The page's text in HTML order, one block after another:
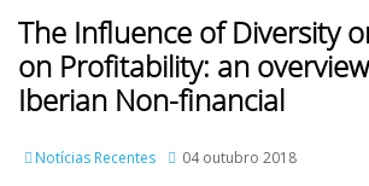
The Influence of Diversity
on Profitability: an
Iberian Non-financial
Notícias Recentes 04 outubro 2018